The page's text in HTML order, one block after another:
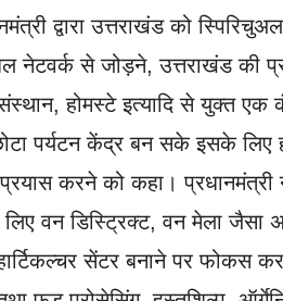
द्वारा उत्तराखंड को
नेटवर्क से जोड़ने, उत्तराखंड की
होमस्टे इत्यादि से युक्त
पर्यटन केंद्र बन सके इसके लिए
करने को कहा।
लिए वन डिस्ट्रिक्ट, वन मेला जैसा
सेंटर बनाने पर फोकस